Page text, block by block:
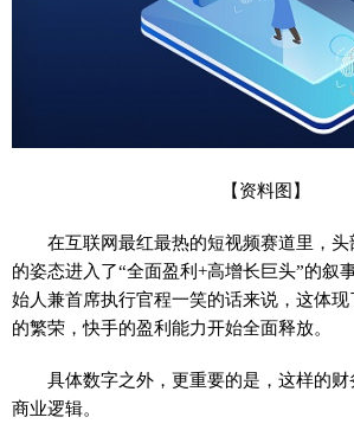
【资料图】
在互联网最红最热的短视频赛道里，
的姿态进入了“全面盈利+高增长巨头”的叙
始人兼首席执行官程一笑的话来说，这体
的繁荣，快手的盈利能力开始全面释放。
具体数字之外，更重要的是，这样的
商业逻辑。